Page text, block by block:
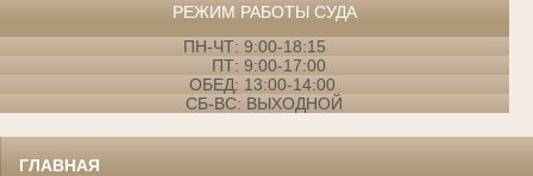
РЕЖИМ РАБОТЫ СУДА
ПН-ЧТ: 9:00-18:15
ПТ: 9:00-17:00
ОБЕД: 13:00-14:00
СБ-ВС: ВЫХОДНОЙ
ГЛАВНАЯ